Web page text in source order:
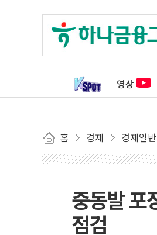
영상
홈 경제 경제일반
중동발 포
점검